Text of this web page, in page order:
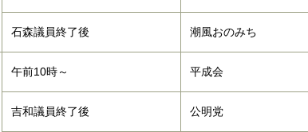
石森議員終了後 潮風おのみち
午前10時～ 平成会
吉和議員終了後 公明党